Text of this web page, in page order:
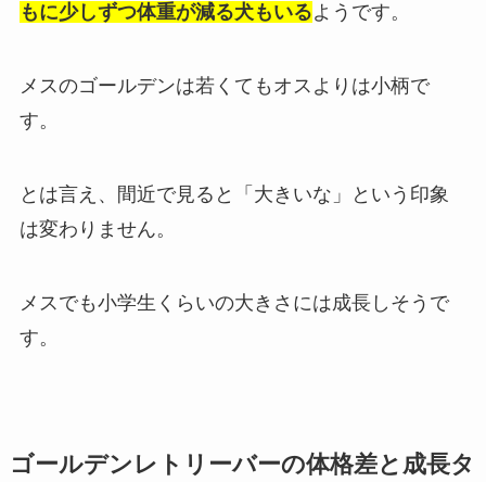
もに少しずつ体重が減る犬もいるようです。
メスのゴールデンは若くてもオスよりは小柄で
す。
とは言え、間近で見ると「大きいな」という印象
は変わりません。
メスでも小学生くらいの大きさには成長しそうで
す。
ゴールデンレトリーバーの体格差と成長タ